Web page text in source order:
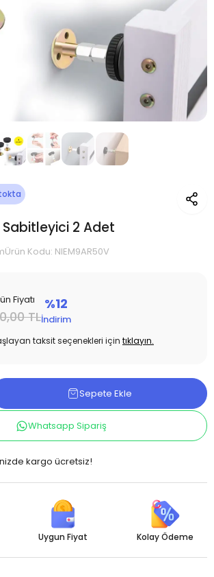
Sabitleyici 2 Adet
Ürün Kodu: NIEM9AR50V
Fiyatı
TL
%12
İndirim
taksit seçenekleri için tıklayın.
Sepete Ekle
Whatsapp Sipariş
kargo ücretsiz!
Uygun Fiyat Kolay Ödeme